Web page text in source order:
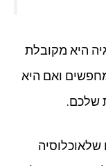
היא מקובלת
ואם היא
שלכם.
שלאוכלוסיה